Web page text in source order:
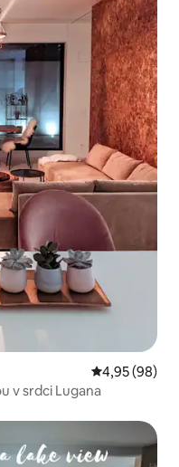
Priemerné
4,95 (98)
v srdci Lugana